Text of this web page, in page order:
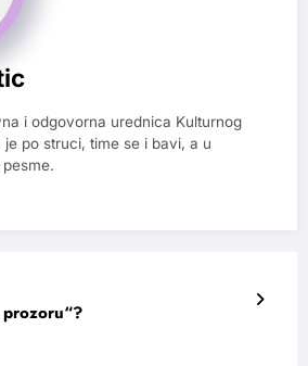
i odgovorna urednica Kulturnog
po struci, time se i bavi, a u